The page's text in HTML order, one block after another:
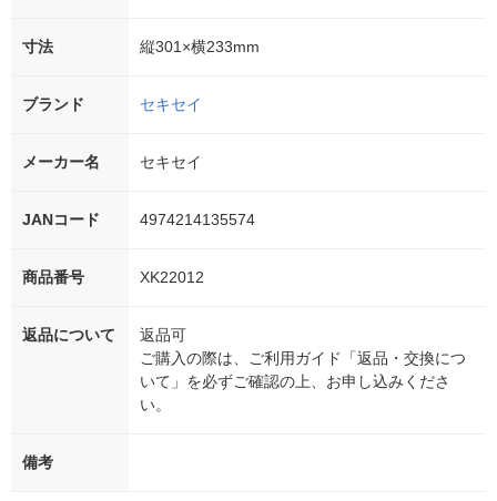
寸法 縦301×横233mm
ブランド セキセイ
メーカー名 セキセイ
JANコード 4974214135574
商品番号 XK22012
返品について
返品可
ご購入の際は、ご利用ガイド「返品・交換につ
いて」を必ずご確認の上、お申し込みくださ
い。
備考